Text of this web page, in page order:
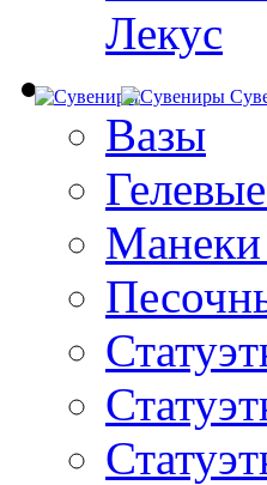
Лекус
Вазы